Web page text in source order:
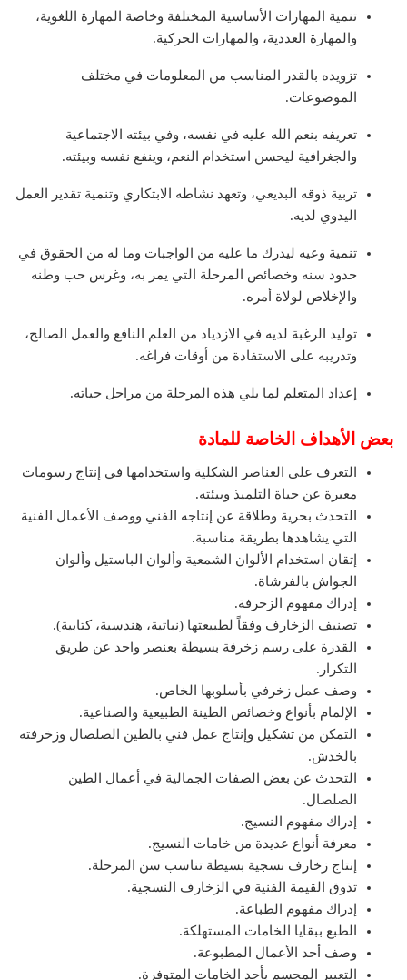
تنمية المهارات الأساسية المختلفة وخاصة المهارة اللغوية،
والمهارة العددية، والمهارات الحركية.
تزويده بالقدر المناسب من المعلومات في مختلف
الموضوعات.
تعريفه بنعم الله عليه في نفسه، وفي بيئته الاجتماعية
والجغرافية ليحسن استخدام النعم، وينفع نفسه وبيئته.
تربية ذوقه البديعي، وتعهد نشاطه الابتكاري وتنمية تقدير العمل
اليدوي لديه.
تنمية وعيه ليدرك ما عليه من الواجبات وما له من الحقوق في
حدود سنه وخصائص المرحلة التي يمر به، وغرس حب وطنه
والإخلاص لولاة أمره.
توليد الرغبة لديه في الازدياد من العلم النافع والعمل الصالح،
وتدريبه على الاستفادة من أوقات فراغه.
إعداد المتعلم لما يلي هذه المرحلة من مراحل حياته.
بعض الأهداف الخاصة للمادة
التعرف على العناصر الشكلية واستخدامها في إنتاج رسومات
معبرة عن حياة التلميذ وبيئته.
التحدث بحرية وطلاقة عن إنتاجه الفني ووصف الأعمال الفنية
التي يشاهدها بطريقة مناسبة.
إتقان استخدام الألوان الشمعية وألوان الباستيل وألوان
الجواش بالفرشاة.
إدراك مفهوم الزخرفة.
تصنيف الزخارف وفقاً لطبيعتها (نباتية، هندسية، كتابية).
القدرة على رسم زخرفة بسيطة بعنصر واحد عن طريق
التكرار.
وصف عمل زخرفي بأسلوبها الخاص.
الإلمام بأنواع وخصائص الطينة الطبيعية والصناعية.
التمكن من تشكيل وإنتاج عمل فني بالطين الصلصال وزخرفته
بالخدش.
التحدث عن بعض الصفات الجمالية في أعمال الطين
الصلصال.
إدراك مفهوم النسيج.
معرفة أنواع عديدة من خامات النسيج.
إنتاج زخارف نسجية بسيطة تناسب سن المرحلة.
تذوق القيمة الفنية في الزخارف النسجية.
إدراك مفهوم الطباعة.
الطبع ببقايا الخامات المستهلكة.
وصف أحد الأعمال المطبوعة.
التعبير المجسم بأحد الخامات المتوفرة.